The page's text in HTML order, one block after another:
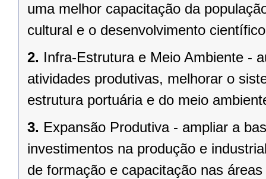
uma melhor capacitação da
cultural e o desenvolvimento
2. Infra-Estrutura e Meio Ambiente -
atividades produtivas, melhorar o
estrutura portuária e do meio
3. Expansão Produtiva - ampliar a
investimentos na produção e
de formação e capacitação nas